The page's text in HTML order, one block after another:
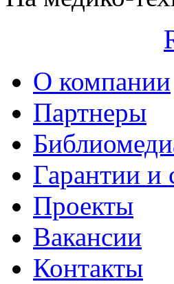
О компании
Партнеры
Гарантии и
Проекты
Вакансии
Контакты